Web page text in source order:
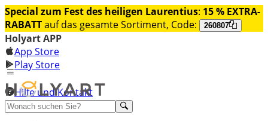
Special zum Fest des heiligen Laurentius: 15 % EXTRA-
RABATTauf das gesamte Sortiment, Code: 260807
Holyart APP
App Store
Play Store
Hilfe und Kontakt
Entdecken Sie Premium